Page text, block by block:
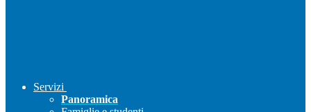
Servizi
Panoramica